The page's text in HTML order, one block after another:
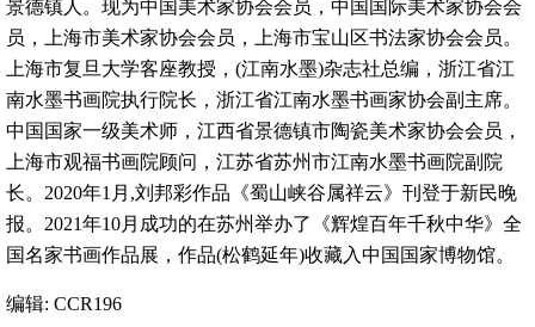
景德镇人。现为中国美术家协会会员，中国国际美术家协会会
员，上海市美术家协会会员，上海市宝山区书法家协会会员。
上海市复旦大学客座教授，(江南水墨)杂志社总编，浙江省江
南水墨书画院执行院长，浙江省江南水墨书画家协会副主席。
中国国家一级美术师，江西省景德镇市陶瓷美术家协会会员，
上海市观福书画院顾问，江苏省苏州市江南水墨书画院副院
长。2020年1月,刘邦彩作品《蜀山峡谷属祥云》刊登于新民晚
报。2021年10月成功的在苏州举办了《辉煌百年千秋中华》全
国名家书画作品展，作品(松鹤延年)收藏入中国国家博物馆。
编辑: CCR196